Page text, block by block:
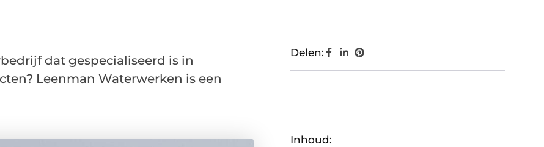
dat gespecialiseerd is in
Leenman Waterwerken is een
Delen:
Inhoud: